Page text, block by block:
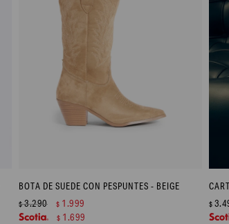
BOTA DE SUEDE CON PESPUNTES - BEIGE
$3.290 $ 1.999
$ 1.699
$